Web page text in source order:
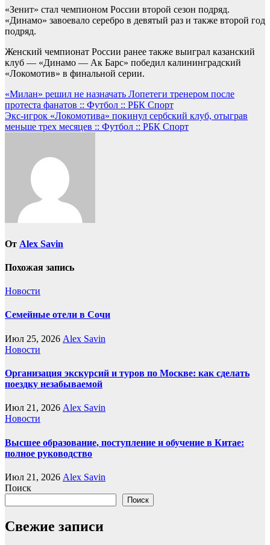
«Зенит» стал чемпионом России второй сезон подряд.
«Динамо» завоевало серебро в девятый раз и также второй год
подряд.
Женский чемпионат России ранее также выиграл казанский
клуб — «Динамо — Ак Барс» победил калининградский
«Локомотив» в финальной серии.
Навигация
по
записям
«Милан» решил не назначать Лопетеги тренером после
протеста фанатов :: Футбол :: РБК Спорт
Экс-игрок «Локомотива» покинул сербский клуб, отыграв
меньше трех месяцев :: Футбол :: РБК Спорт
От Alex Savin
Похожая запись
Новости
Семейные отели в Сочи
Июл 25, 2026 Alex Savin
Новости
Организация экскурсий и туров по Москве: как сделать
поездку незабываемой
Июл 21, 2026 Alex Savin
Новости
Высшее образование, поступление и обучение в Китае:
полное руководство
Июл 21, 2026 Alex Savin
Поиск
Поиск
Свежие записи